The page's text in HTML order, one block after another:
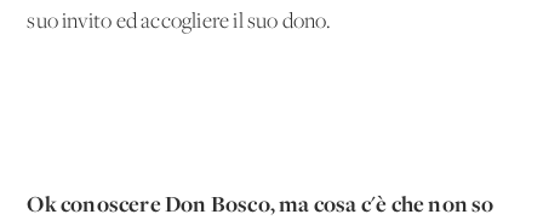
suo invito ed accogliere il suo dono.
Ok conoscere Don Bosco, ma cosa c'è che non so